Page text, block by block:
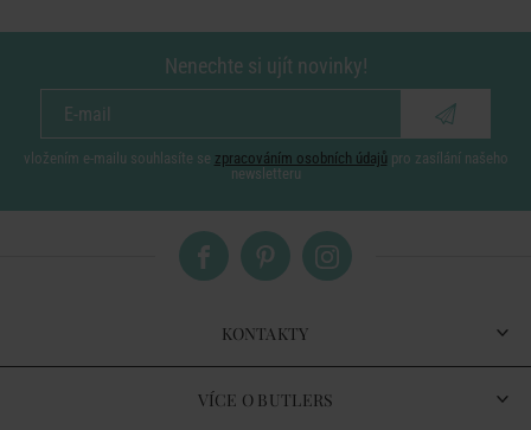
Nenechte si ujít novinky!
vložením e-mailu souhlasíte se zpracováním osobních údajů pro zasílání našeho
newsletteru
KONTAKTY
VÍCE O BUTLERS